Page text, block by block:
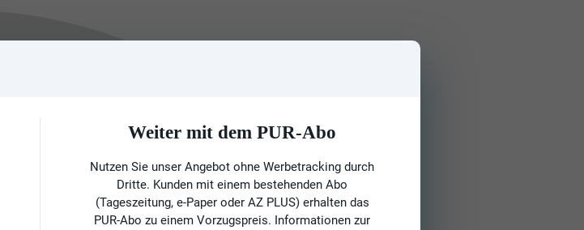
Weiter mit dem PUR-Abo
Nutzen Sie unser Angebot ohne Werbetracking durch
Dritte. Kunden mit einem bestehenden Abo
(Tageszeitung, e-Paper oder AZ PLUS) erhalten das
PUR-Abo zu einem Vorzugspreis. Informationen zur